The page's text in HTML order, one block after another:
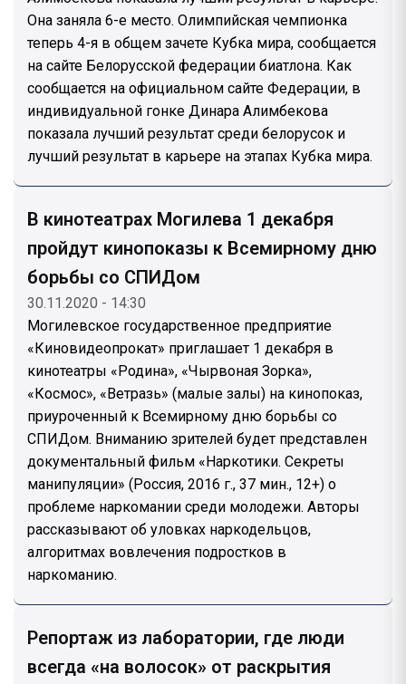
Она заняла 6-е место. Олимпийская чемпионка
теперь 4-я в общем зачете Кубка мира, сообщается
на сайте Белорусской федерации биатлона. Как
сообщается на официальном сайте Федерации, в
индивидуальной гонке Динара Алимбекова
показала лучший результат среди белорусок и
лучший результат в карьере на этапах Кубка мира.
В кинотеатрах Могилева 1 декабря
пройдут кинопоказы к Всемирному дню
борьбы со СПИДом
30.11.2020 - 14:30
Могилевское государственное предприятие
«Киновидеопрокат» приглашает 1 декабря в
кинотеатры «Родина», «Чырвоная Зорка»,
«Космос», «Ветразь» (малые залы) на кинопоказ,
приуроченный к Всемирному дню борьбы со
СПИДом. Вниманию зрителей будет представлен
документальный фильм «Наркотики. Секреты
манипуляции» (Россия, 2016 г., 37 мин., 12+) о
проблеме наркомании среди молодежи. Авторы
рассказывают об уловках наркодельцов,
алгоритмах вовлечения подростков в
наркоманию.
Репортаж из лаборатории, где люди
всегда «на волосок» от раскрытия